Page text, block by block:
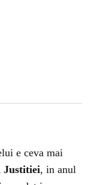
e ceva mai
Justitiei, in anul